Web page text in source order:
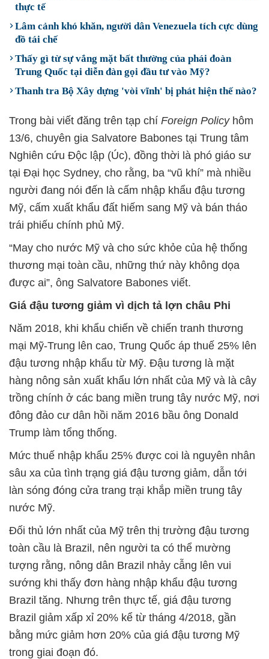
thực tế
Lâm cảnh khó khăn, người dân Venezuela tích cực dùng
đồ tái chế
Thấy gì từ sự vắng mặt bất thường của phái đoàn
Trung Quốc tại diễn đàn gọi đầu tư vào Mỹ?
Thanh tra Bộ Xây dựng 'vòi vĩnh' bị phát hiện thế nào?
Trong bài viết đăng trên tạp chí Foreign Policyhôm
13/6, chuyên gia Salvatore Babones tại Trung tâm
Nghiên cứu Độc lập (Úc), đồng thời là phó giáo sư
tại Đại học Sydney, cho rằng, ba “vũ khí” mà nhiều
người đang nói đến là cấm nhập khẩu đậu tương
Mỹ, cấm xuất khẩu đất hiếm sang Mỹ và bán tháo
trái phiếu chính phủ Mỹ.
“May cho nước Mỹ và cho sức khỏe của hệ thống
thương mại toàn cầu, những thứ này không dọa
được ai”, ông Salvatore Babones viết.
Giá đậu tương giảm vì dịch tả lợn châu Phi
Năm 2018, khi khẩu chiến về chiến tranh thương
mại Mỹ-Trung lên cao, Trung Quốc áp thuế 25% lên
đậu tương nhập khẩu từ Mỹ. Đậu tương là mặt
hàng nông sản xuất khẩu lớn nhất của Mỹ và là cây
trồng chính ở các bang miền trung tây nước Mỹ, nơi
đông đảo cư dân hồi năm 2016 bầu ông Donald
Trump làm tổng thống.
Mức thuế nhập khẩu 25% được coi là nguyên nhân
sâu xa của tình trạng giá đậu tương giảm, dẫn tới
làn sóng đóng cửa trang trại khắp miền trung tây
nước Mỹ.
Đối thủ lớn nhất của Mỹ trên thị trường đậu tương
toàn cầu là Brazil, nên người ta có thể mường
tượng rằng, nông dân Brazil nhảy cẫng lên vui
sướng khi thấy đơn hàng nhập khẩu đậu tương
Brazil tăng. Nhưng trên thực tế, giá đậu tương
Brazil giảm xấp xỉ 20% kể từ tháng 4/2018, gần
bằng mức giảm hơn 20% của giá đậu tương Mỹ
trong giai đoạn đó.